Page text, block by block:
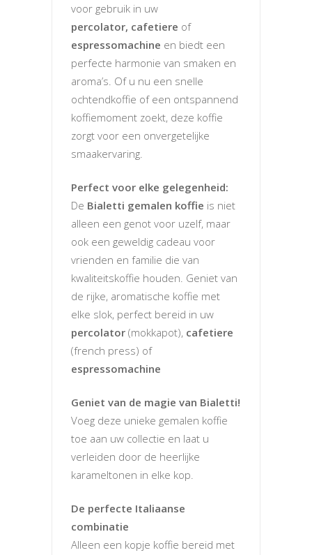
voor gebruik in uw
percolator, cafetiere of
espressomachine en biedt een
perfecte harmonie van smaken en
aroma’s. Of u nu een snelle
ochtendkoffie of een ontspannend
koffiemoment zoekt, deze koffie
zorgt voor een onvergetelijke
smaakervaring.
Perfect voor elke gelegenheid:
De Bialetti gemalen koffie is niet
alleen een genot voor uzelf, maar
ook een geweldig cadeau voor
vrienden en familie die van
kwaliteitskoffie houden. Geniet van
de rijke, aromatische koffie met
elke slok, perfect bereid in uw
percolator (mokkapot), cafetiere
(french press) of
espressomachine
Geniet van de magie van Bialetti!
Voeg deze unieke gemalen koffie
toe aan uw collectie en laat u
verleiden door de heerlijke
karameltonen in elke kop.
De perfecte Italiaanse
combinatie
Alleen een kopje koffie bereid met